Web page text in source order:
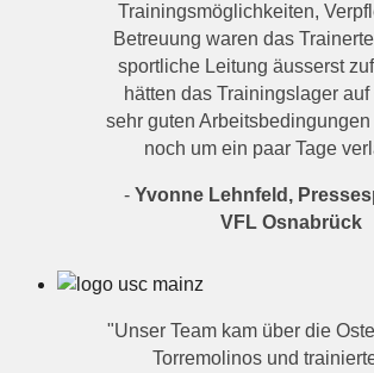
Trainingsmöglichkeiten,
Betreuung waren das
sportliche Leitung äusserst
hätten das Trainingslager auf
sehr guten
noch um ein paar Tage
- Yvonne Lehnfeld,
VFL Osnabrück
"Unser Team kam über die
Torremolinos und